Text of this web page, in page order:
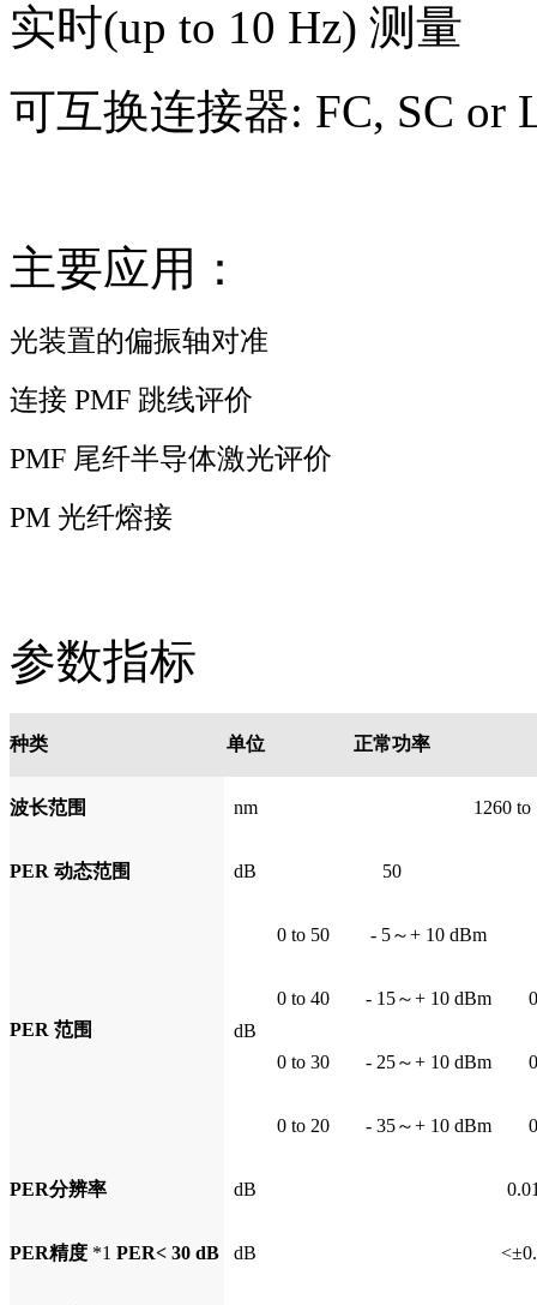
实时(up to 10 Hz) 测量
可互换连接器: FC, SC or
主要应用：
光装置的偏振轴对准
连接 PMF 跳线评价
PMF 尾纤半导体激光评价
PM 光纤熔接
参数指标
种类 单位 正常功率
波长范围 nm 1260 to
PER 动态范围 dB 50
PER 范围 dB
0 to 50 - 5～+ 10 dBm
0 to 40 - 15～+ 10 dBm
0 to 30 - 25～+ 10 dBm
0 to 20 - 35～+ 10 dBm
PER分辨率 dB
PER精度 *1 PER< 30 dB dB